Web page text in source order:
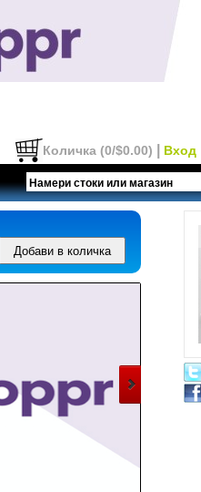
Количка (0/$0.00) Вход